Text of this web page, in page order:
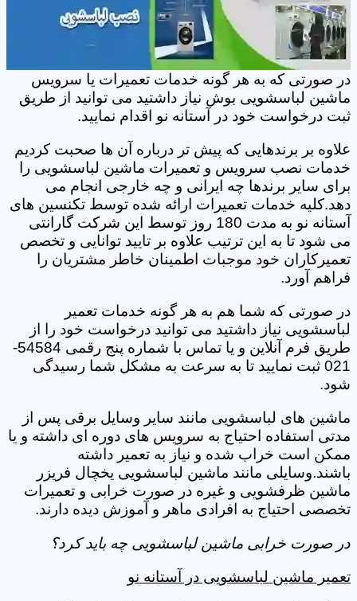
در صورتی که به هر گونه خدمات تعمیرات یا سرویس
ماشین لباسشویی بوش نیاز داشتید می توانید از طریق
ثبت درخواست خود در آستانه نو اقدام نمایید.
علاوه بر برندهایی که پیش تر درباره آن ها صحبت کردیم
خدمات نصب سرویس و تعمیرات ماشین لباسشویی را
برای سایر برندها چه ایرانی و چه خارجی انجام می
دهد.کلیه خدمات تعمیرات ارائه شده توسط تکنسین های
آستانه نو به مدت 180 روز توسط این شرکت گارانتی
می شود تا به این ترتیب علاوه بر تایید توانایی و تخصص
تعمیرکاران خود موجبات اطمینان خاطر مشتریان را
فراهم آورد.
در صورتی که شما هم به هر گونه خدمات تعمیر
لباسشویی نیاز داشتید می توانید درخواست خود را از
طریق فرم آنلاین و یا تماس با شماره پنج رقمی 54584-
021 ثبت نمایید تا به سرعت به مشکل شما رسیدگی
شود.
ماشین های لباسشویی مانند سایر وسایل برقی پس از
مدتی استفاده احتیاج به سرویس های دوره ای داشته و یا
ممکن است خراب شده و نیاز به تعمیر داشته
باشند.وسایلی مانند ماشین لباسشویی یخچال فریزر
ماشین ظرفشویی و غیره در صورت خرابی و تعمیرات
تخصصی احتیاج به افرادی ماهر و آموزش دیده دارند.
در صورت خرابی ماشین لباسشویی چه باید کرد؟
تعمیر ماشین لباسشویی در آستانه نو